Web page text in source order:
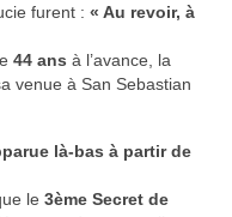
furent : « Au revoir, à
44 ans à l’avance, la
venue à San Sebastian
là-bas à partir de
le 3ème Secret de